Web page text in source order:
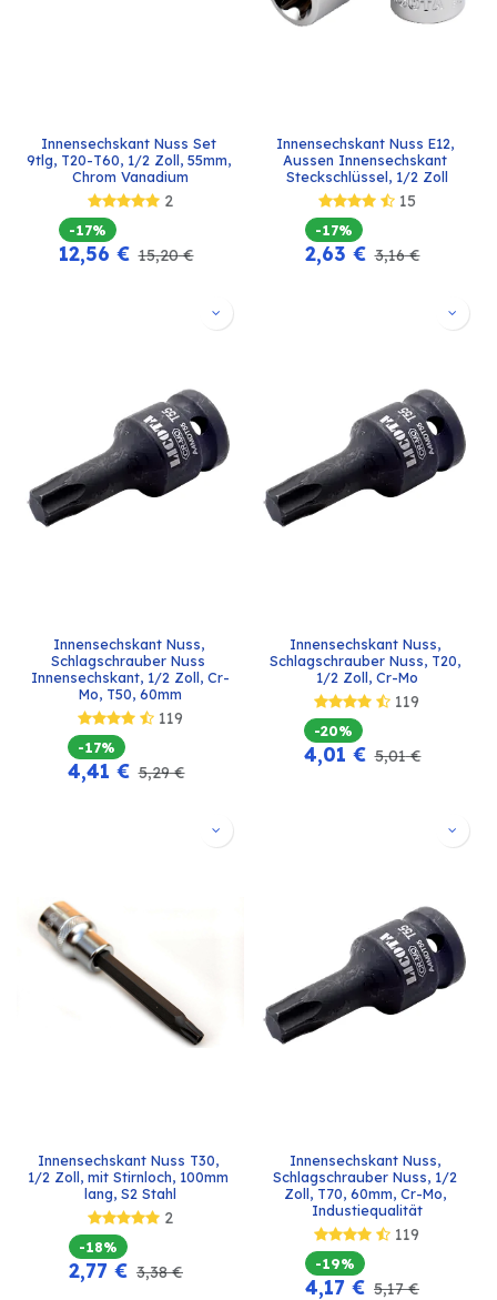
Innensechskant Nuss Set
9tlg, T20-T60, 1/2 Zoll, 55mm,
Chrom Vanadium
2
-17%
12,56 € 15,20€
Innensechskant Nuss E12,
Aussen Innensechskant
Steckschlüssel, 1/2 Zoll
15
-17%
2,63 € 3,16€
Innensechskant Nuss,
Schlagschrauber Nuss
Innensechskant, 1/2 Zoll, Cr-
Mo, T50, 60mm
119
-17%
4,41 € 5,29€
Innensechskant Nuss,
Schlagschrauber Nuss, T20,
1/2 Zoll, Cr-Mo
119
-20%
4,01 € 5,01€
Innensechskant Nuss T30,
1/2 Zoll, mit Stirnloch, 100mm
lang, S2 Stahl
2
-18%
2,77 € 3,38€
Innensechskant Nuss,
Schlagschrauber Nuss, 1/2
Zoll, T70, 60mm, Cr-Mo,
Industiequalität
119
-19%
4,17 € 5,17€